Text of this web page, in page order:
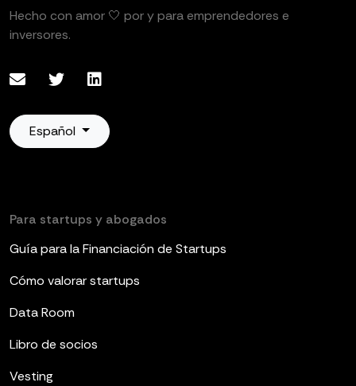
Hecho con amor 🤍 por y para emprendedores e
inversores.
Español
Para startups y abogados
Guía para la Financiación de Startups
Cómo valorar startups
Data Room
Libro de socios
Vesting